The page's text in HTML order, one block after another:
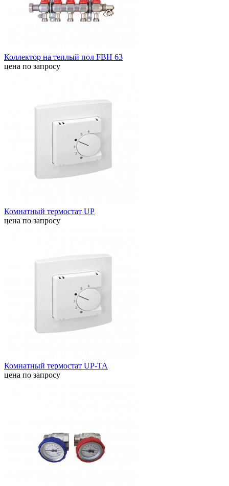
Коллектор на теплый пол FBH 63
цена по запросу
Комнатный термостат UP
цена по запросу
Комнатный термостат UP-TA
цена по запросу